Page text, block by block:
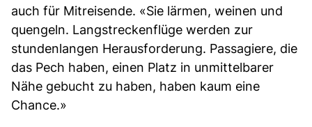
auch für Mitreisende. «Sie lärmen, weinen und
quengeln. Langstreckenflüge werden zur
stundenlangen Herausforderung. Passagiere, die
das Pech haben, einen Platz in unmittelbarer
Nähe gebucht zu haben, haben kaum eine
Chance.»